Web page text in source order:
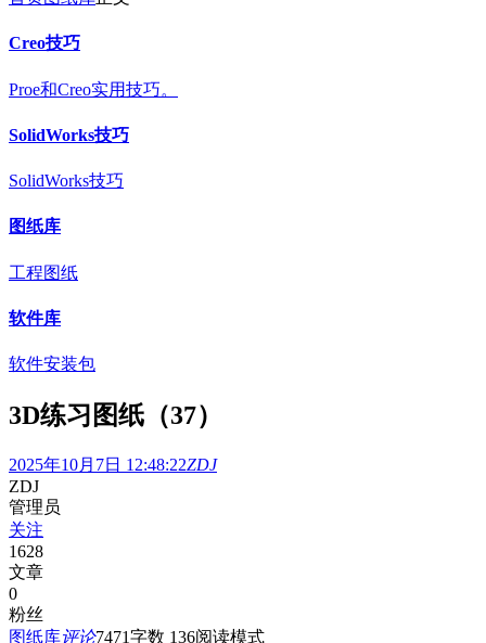
Creo技巧
Proe和Creo实用技巧。
SolidWorks技巧
SolidWorks技巧
图纸库
工程图纸
软件库
软件安装包
3D练习图纸（37）
2025年10月7日 12:48:22ZDJ
ZDJ
管理员
关注
1628
文章
0
粉丝
图纸库评论7471字数 136阅读模式